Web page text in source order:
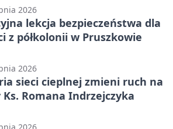
2026
lekcja bezpieczeństwa dla
z półkolonii w Pruszkowie
2026
sieci cieplnej zmieni ruch na
Ks. Romana Indrzejczyka
2026